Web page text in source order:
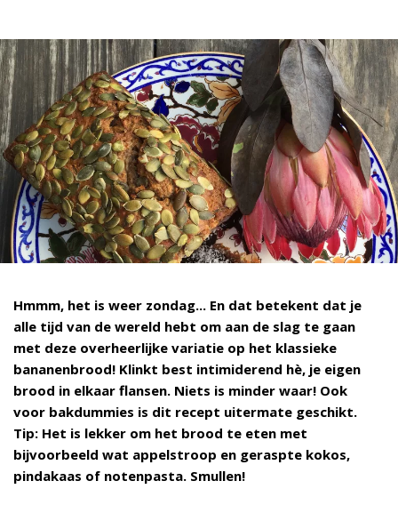
Hmmm, het is weer zondag... En dat betekent dat je
alle tijd van de wereld hebt om aan de slag te gaan
met deze overheerlijke variatie op het klassieke
bananenbrood! Klinkt best intimiderend hè, je eigen
brood in elkaar flansen. Niets is minder waar! Ook
voor bakdummies is dit recept uitermate geschikt.
Tip: Het is lekker om het brood te eten met
bijvoorbeeld wat appelstroop en geraspte kokos,
pindakaas of notenpasta. Smullen!